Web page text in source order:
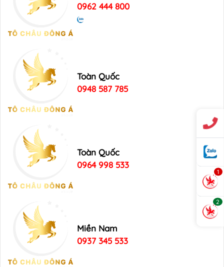
0962 444 800
Toàn Quốc
0948 587 785
Toàn Quốc
0964 998 533
Miền Nam
0937 345 533
1
2